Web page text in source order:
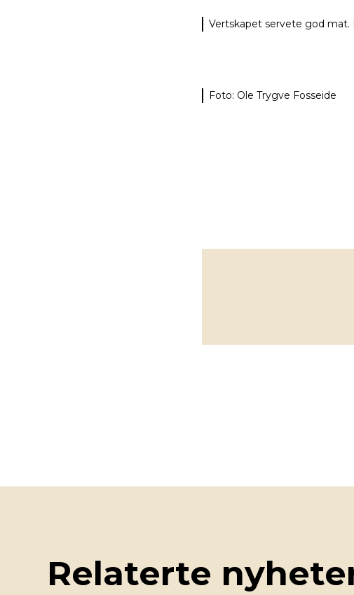
Vertskapet servete god mat.
Foto: Ole Trygve Fosseide
Relaterte